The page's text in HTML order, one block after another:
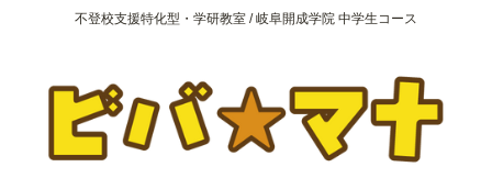
不登校支援特化型・学研教室 / 岐阜開成学院 中学生コース